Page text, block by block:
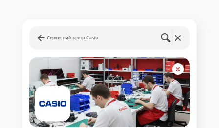
Сервисный центр Casio